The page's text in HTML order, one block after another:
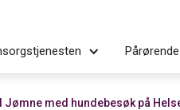
Jømne med hundebesøk på